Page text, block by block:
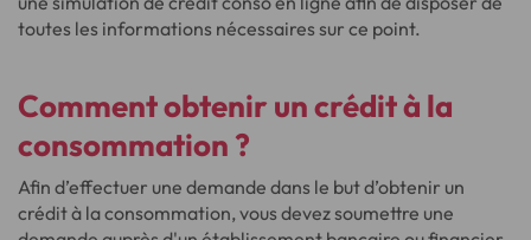
toutes les informations nécessaires sur ce point.
Comment obtenir un crédit à la
consommation ?
Afin d’effectuer une demande dans le but d’obtenir un
crédit à la consommation, vous devez soumettre une